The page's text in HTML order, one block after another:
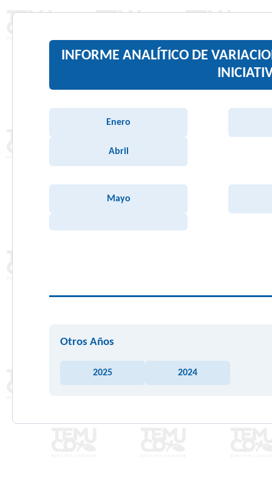
INFORME ANALÍTICO DE
Enero
Abril
Mayo
Otros Años
2025 2024